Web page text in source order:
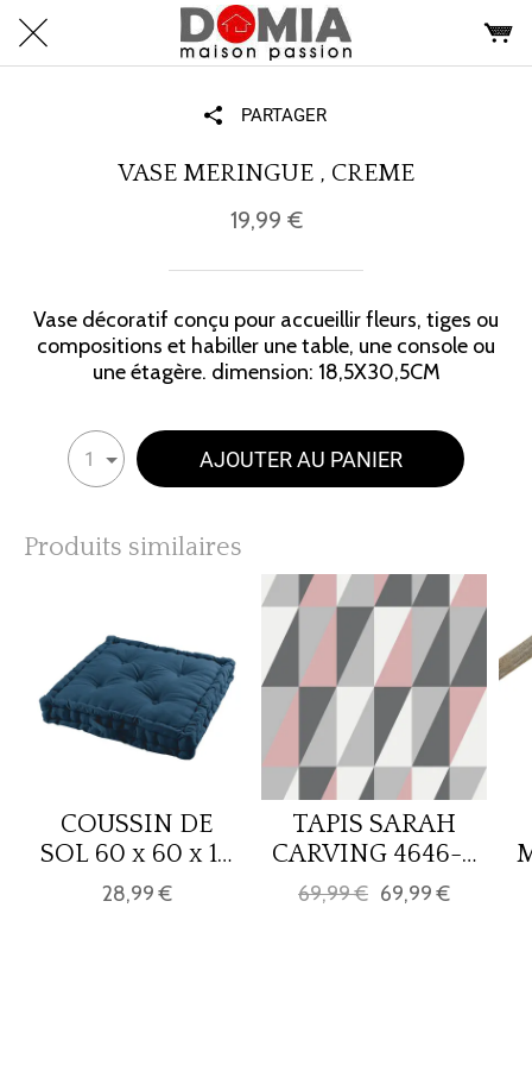
PARTAGER
VASE MERINGUE , CREME
19,99 €
Vase décoratif conçu pour accueillir fleurs, tiges ou
compositions et habiller une table, une console ou
une étagère. dimension: 18,5X30,5CM
1 AJOUTER AU PANIER
Produits similaires
COUSSIN DE
SOL 60 x 60 x 10
CM COTON UNI
PANAMA
28,99 €
TAPIS SARAH
CARVING 4646-3
120x170
69,99 € 69,99 €